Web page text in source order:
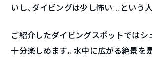
いし、ダイビングは少し怖い…という人
ご紹介したダイビングスポットではシ
十分楽しめます。水中に広がる絶景を